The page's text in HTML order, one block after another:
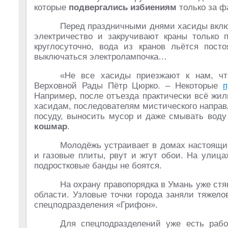
которые подвергались избиениям только за
Перед праздничными днями хасиды
электричество и закручивают краны только
круглосуточно, вода из кранов льётся
выключаться электролампочка…
«Не все хасиды приезжают к нам,
Верховной Рады Пётр Цюрко. – Некоторые
Например, после отъезда практически всё
хасидам, последователям мистического
посуду, выносить мусор и даже смывать
кошмар.
Молодёжь устраивает в домах
и газовые плиты, рвут и жгут обои. На
подростковые банды не боятся.
На охрану правопорядка в Умань уже
области. Узловые точки города заняли
спецподразделения «Грифон».
Для спецподразделений уже есть